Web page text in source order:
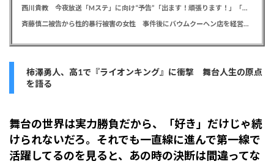
西川貴教 今夜放送「Mステ」に向け“予告”「出ます！頑張ります！」「恐らくアレも着ます！」
斉藤慎二被告から性的暴行被害の女性 事件後にバウムクーヘン店を経営やTikTokでライブ配信する姿に「言葉にできない悔しさと怒り」
柿澤勇人、高1で『ライオンキング』に衝撃 舞台人生の原点
を語る
舞台の世界は実力勝負だから、「好き」だけじゃ続
けられないだろ。それでも一直線に進んで第一線で
活躍してるのを見ると、あの時の決断は間違ってな